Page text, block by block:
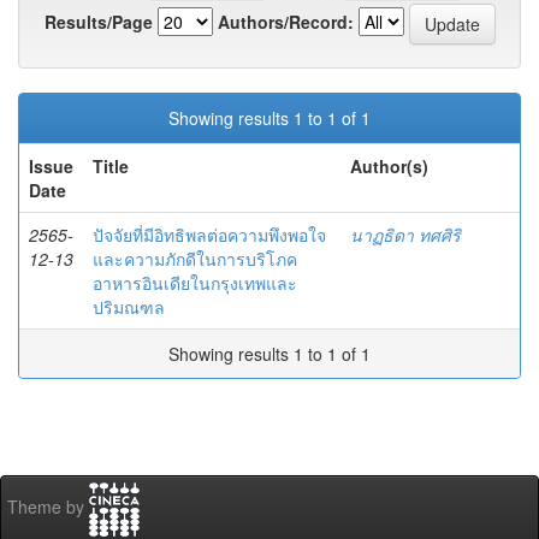
Results/Page
Authors/Record:
Showing results 1 to 1 of 1
Issue
Date
Title Author(s)
2565-
12-13
ปัจจัยที่มีอิทธิพลต่อความพึงพอใจ
และความภักดีในการบริโภค
อาหารอินเดียในกรุงเทพและ
ปริมณฑล
นาฏธิดา ทศศิริ
Showing results 1 to 1 of 1
Theme by